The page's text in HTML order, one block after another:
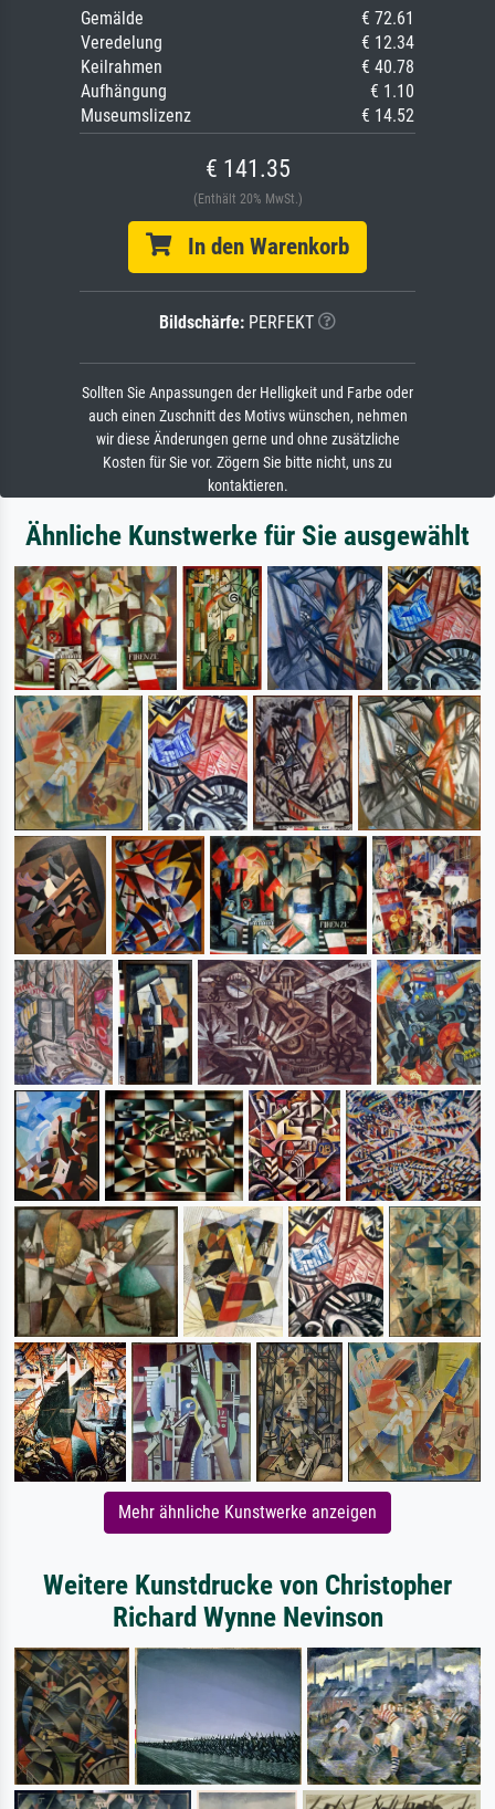
Gemälde
€ 72.61
Veredelung
€ 12.34
Keilrahmen
€ 40.78
Aufhängung
€ 1.10
Museumslizenz
€ 14.52
€ 141.35
(Enthält 20% MwSt.)
In den Warenkorb
Bildschärfe: PERFEKT
Sollten Sie Anpassungen der Helligkeit und Farbe oder
auch einen Zuschnitt des Motivs wünschen, nehmen
wir diese Änderungen gerne und ohne zusätzliche
Kosten für Sie vor. Zögern Sie bitte nicht, uns zu
kontaktieren.
Ähnliche Kunstwerke für Sie ausgewählt
Mehr ähnliche Kunstwerke anzeigen
Weitere Kunstdrucke von Christopher
Richard Wynne Nevinson